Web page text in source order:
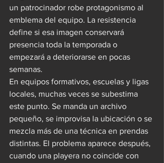
un patrocinador robe protagonismo al
emblema del equipo. La resistencia
define si esa imagen conservará
presencia toda la temporada o
empezará a deteriorarse en pocas
semanas.
En equipos formativos, escuelas y ligas
locales, muchas veces se subestima
este punto. Se manda un archivo
pequeño, se improvisa la ubicación o se
mezcla más de una técnica en prendas
distintas. El problema aparece después,
cuando una playera no coincide con